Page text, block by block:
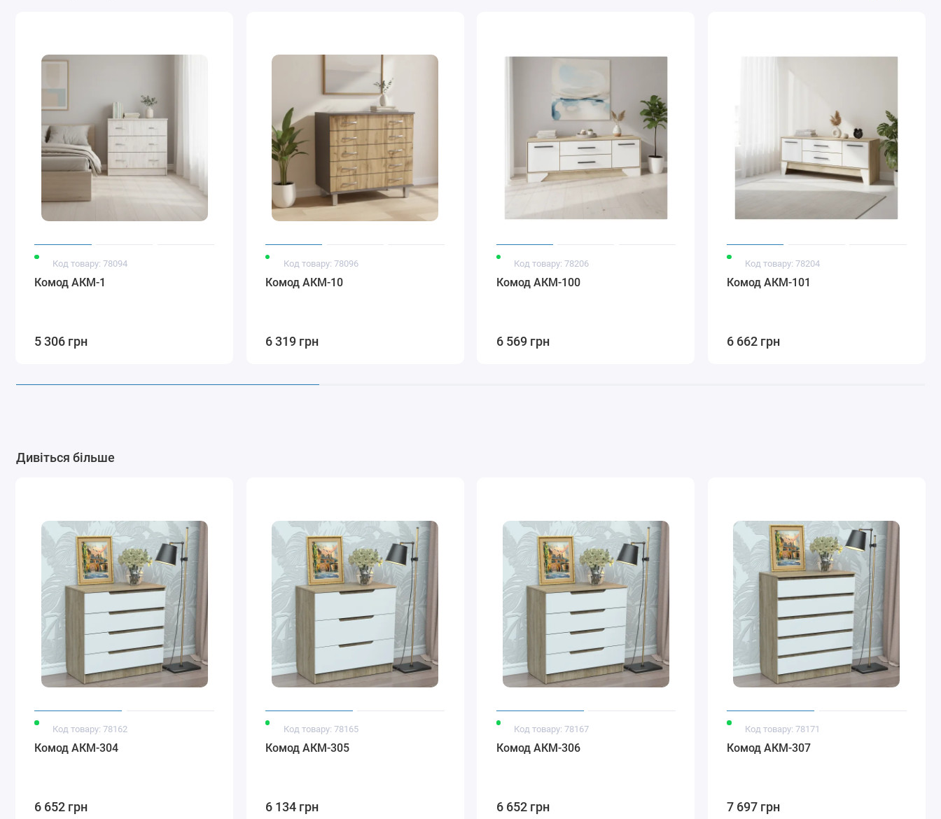
Код товару: 78094
Комод АКМ-1
5 306 грн
Код товару: 78096
Комод АКМ-10
6 319 грн
Код товару: 78206
Комод АКМ-100
6 569 грн
Код товару: 78204
Комод АКМ-101
6 662 грн
Дивіться більше
Код товару: 78162
Комод АКМ-304
6 652 грн
Код товару: 78165
Комод АКМ-305
6 134 грн
Код товару: 78167
Комод АКМ-306
6 652 грн
Код товару: 78171
Комод АКМ-307
7 697 грн